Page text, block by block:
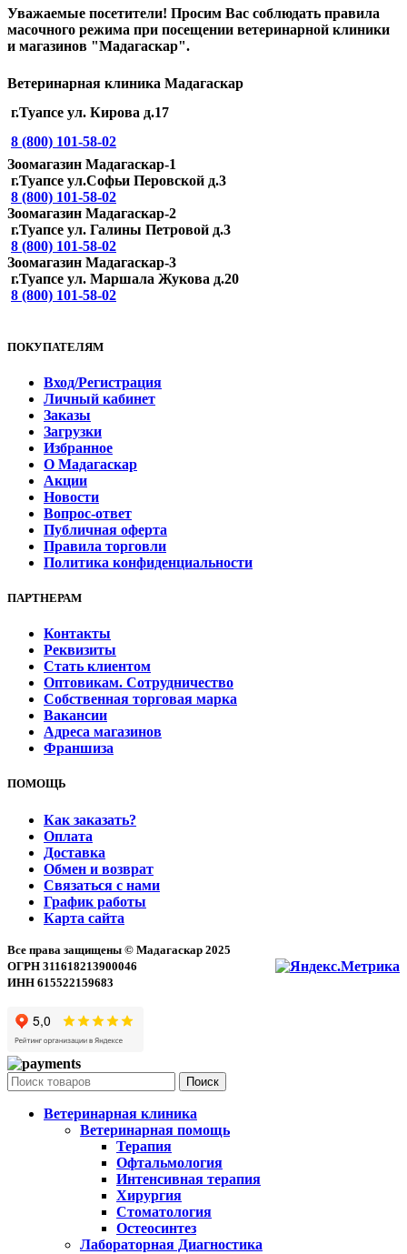
Уважаемые посетители! Просим Вас соблюдать правила
масочного режима при посещении ветеринарной клиники
и магазинов "Мадагаскар".
Ветеринарная клиника Мадагаскар
г.Туапсе ул. Кирова д.17
8 (800) 101-58-02
Зоомагазин Мадагаскар-1
г.Туапсе ул.Софьи Перовской д.3
8 (800) 101-58-02
Зоомагазин Мадагаскар-2
г.Туапсе ул. Галины Петровой д.3
8 (800) 101-58-02
Зоомагазин Мадагаскар-3
г.Туапсе ул. Маршала Жукова д.20
8 (800) 101-58-02
ПОКУПАТЕЛЯМ
Вход/Регистрация
Личный кабинет
Заказы
Загрузки
Избранное
О Мадагаскар
Акции
Новости
Вопрос-ответ
Публичная оферта
Правила торговли
Политика конфиденциальности
ПАРТНЕРАМ
Контакты
Реквизиты
Стать клиентом
Оптовикам. Сотрудничество
Собственная торговая марка
Вакансии
Адреса магазинов
Франшиза
ПОМОЩЬ
Как заказать?
Оплата
Доставка
Обмен и возврат
Связаться с нами
График работы
Карта сайта
Все права защищены © Мадагаскар 2025
ОГРН 311618213900046
ИНН 615522159683
Поиск
Ветеринарная клиника
Ветеринарная помощь
Терапия
Офтальмология
Интенсивная терапия
Хирургия
Стоматология
Остеосинтез
Лабораторная Диагностика